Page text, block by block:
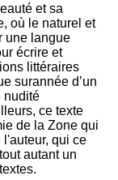
et sa
où le naturel et
une langue
écrire et
littéraires
surannée d’un
nudité
ce texte
de la Zone qui
qui ce
autant un